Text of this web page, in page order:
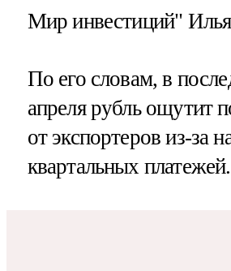
Мир инвестиций"
По его словам, в
апреля рубль ощутит
от экспортеров из-за
квартальных платежей.